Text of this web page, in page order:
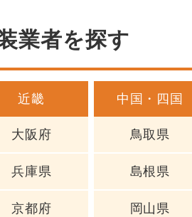
業者を探す
近畿
大阪府
兵庫県
京都府
中国・四国
鳥取県
島根県
岡山県